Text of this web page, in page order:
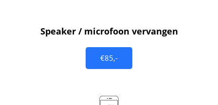
Speaker / microfoon vervangen
€85,-